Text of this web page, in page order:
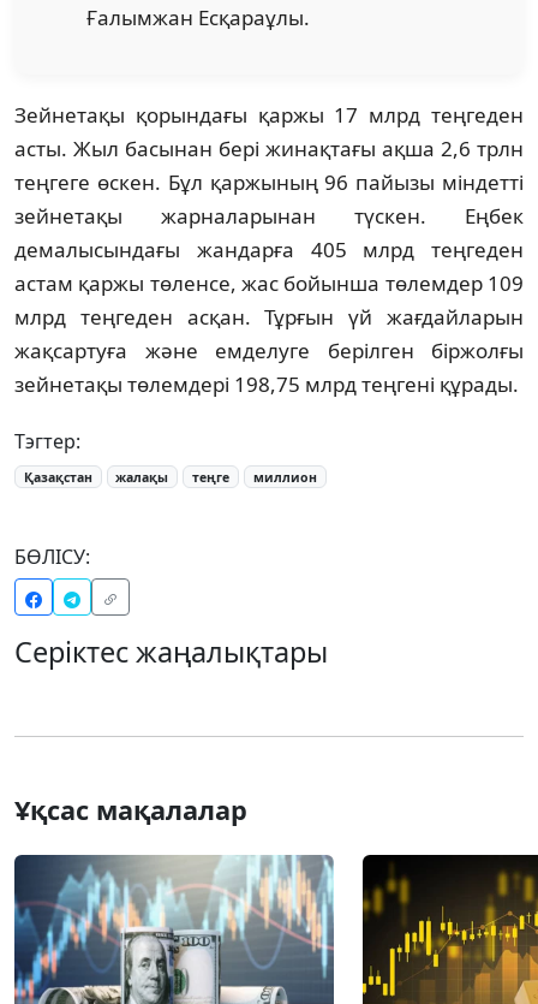
Ғалымжан Есқараұлы.
Зейнетақы қорындағы қаржы 17 млрд теңгеден
асты. Жыл басынан бері жинақтағы ақша 2,6 трлн
теңгеге өскен. Бұл қаржының 96 пайызы міндетті
зейнетақы жарналарынан түскен. Еңбек
демалысындағы жандарға 405 млрд теңгеден
астам қаржы төленсе, жас бойынша төлемдер 109
млрд теңгеден асқан. Тұрғын үй жағдайларын
жақсартуға және емделуге берілген біржолғы
зейнетақы төлемдері 198,75 млрд теңгені құрады.
Тэгтер:
Қазақстан жалақы теңге миллион
БӨЛІСУ:
Серіктес жаңалықтары
Ұқсас мақалалар